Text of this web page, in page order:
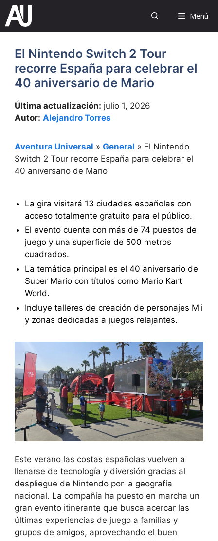
Saltar
contenido
Menú
El Nintendo Switch 2 Tour
recorre España para celebrar el
40 aniversario de Mario
Última actualización: julio 1, 2026
Autor: Alejandro Torres
Aventura Universal » General » El Nintendo
Switch 2 Tour recorre España para celebrar el
40 aniversario de Mario
La gira visitará 13 ciudades españolas con
acceso totalmente gratuito para el público.
El evento cuenta con más de 74 puestos de
juego y una superficie de 500 metros
cuadrados.
La temática principal es el 40 aniversario de
Super Mario con títulos como Mario Kart
World.
Incluye talleres de creación de personajes Mii
y zonas dedicadas a juegos relajantes.
Este verano las costas españolas vuelven a
llenarse de tecnología y diversión gracias al
despliegue de Nintendo por la geografía
nacional. La compañía ha puesto en marcha un
gran evento itinerante que busca acercar las
últimas experiencias de juego a familias y
grupos de amigos, aprovechando el buen